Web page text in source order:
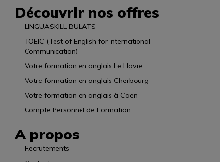
Découvrir nos offres
LINGUASKILL BULATS
TOEIC (Test of English for International
Communication)
Votre formation en anglais Le Havre
Votre formation en anglais Cherbourg
Votre formation en anglais à Caen
Compte Personnel de Formation
A propos
Recrutements